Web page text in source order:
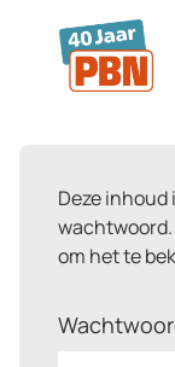
Ga naar hoofdinhoud
Deze inhoud
om het te